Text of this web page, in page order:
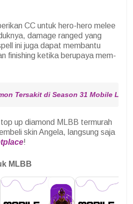
CC untuk hero-hero melee
damage ranged yang
ini juga dapat membantu
finishing ketika berupaya mem-
Tersakit di Season 31 Mobile
up diamond MLBB termurah
skin Angela, langsung saja
!
MLBB